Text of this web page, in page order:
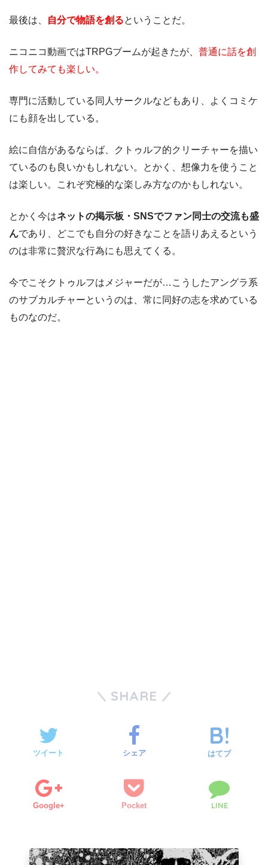
最後は、 自分で物語を創るということだ。
ニコニコ動画ではTRPGブームが起きたが、 普通に話を創
作してみても楽しい。
専門に活動している同人サークルなどもあり、よくコミケ
にも顔を出している。
絵に自信があるならば、クトゥルフ的クリーチャーを描い
ているのも良いかもしれない。とかく、想像力を使うこと
は楽しい。これぞ究極的な楽しみ方なのかもしれない。
とかく今はネットの掲示板・SNSでファン同士の交流も盛
んであり、どこでも自分の好きなことを語りあえるという
のは非常に贅沢な行為にも思えてくる。
今でこそクトゥルフはメジャーだが…こうしたアングラ系
のサブカルチャーというのは、常に同好の志を求めている
ものなのだ。
SHARE
ツイート シェア はてブ
Google+ Pocket LINE